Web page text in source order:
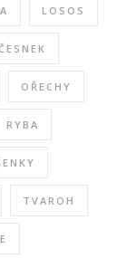
LOSOS
OŘECHY
RYBA
TVAROH